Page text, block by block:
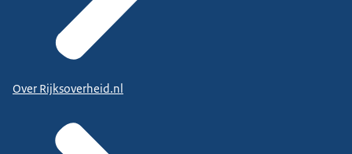
Over Rijksoverheid.nl